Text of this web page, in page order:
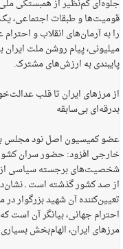
جلوه‌ای کم‌نظیر از همبستگی
قومیت‌ها و طبقات اجتماعی،
را به آرمان‌های انقلاب و
میلیونی، پیام روشن ملت ایران
پایبندی به ارزش‌های مشترک.
از مرزهای ایران تا قلب
بدرقه‌ای بی‌سابقه
عضو کمیسیون اصل نود مجلس
خارجی افزود: حضور سران
شخصیت‌های برجسته سیاسی از
از صد کشور گذشته است ـ
تعیین‌کننده آن شهید بزرگوار
احترام جهانی، بیانگر آن است
مرزهای ایران، الهام‌بخش